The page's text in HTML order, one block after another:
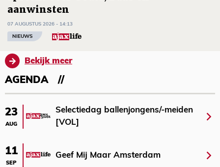
aanwinsten
07 AUGUSTUS 2026 - 14:13
NIEUWS
Bekijk meer
AGENDA
23
AUG
Selectiedag ballenjongens/-meiden
[VOL]
11
SEP
Geef Mij Maar Amsterdam